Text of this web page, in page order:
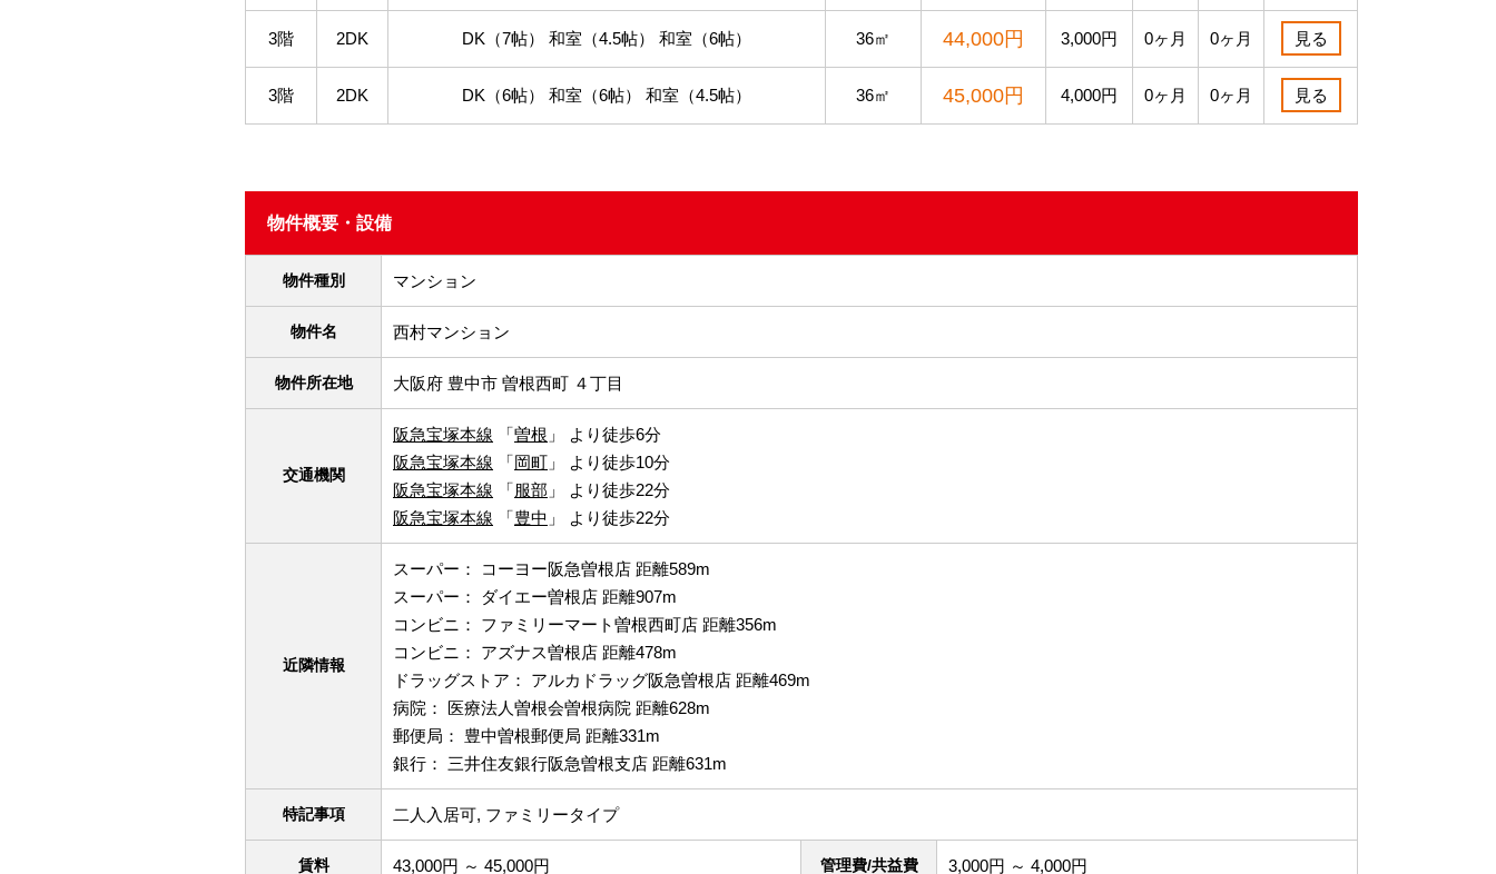
3階 2DK DK（7帖） 和室（4.5帖） 和室（6帖） 36㎡ 44,000円 3,000円 0ヶ月 0ヶ月 見る
3階 2DK DK（6帖） 和室（6帖） 和室（4.5帖） 36㎡ 45,000円 4,000円 0ヶ月 0ヶ月 見る
物件概要・設備
物件種別 マンション
物件名 西村マンション
物件所在地 大阪府 豊中市 曽根西町 ４丁目
交通機関
阪急宝塚本線 「曽根 」 より徒歩6分
阪急宝塚本線 「岡町 」 より徒歩10分
阪急宝塚本線 「服部 」 より徒歩22分
阪急宝塚本線 「豊中 」 より徒歩22分
近隣情報
スーパー： コーヨー阪急曽根店 距離589m
スーパー： ダイエー曽根店 距離907m
コンビニ： ファミリーマート曽根西町店 距離356m
コンビニ： アズナス曽根店 距離478m
ドラッグストア： アルカドラッグ阪急曽根店 距離469m
病院： 医療法人曽根会曽根病院 距離628m
郵便局： 豊中曽根郵便局 距離331m
銀行： 三井住友銀行阪急曽根支店 距離631m
特記事項 二人入居可, ファミリータイプ
賃料 43,000円 ～ 45,000円 管理費/共益費 3,000円 ～ 4,000円